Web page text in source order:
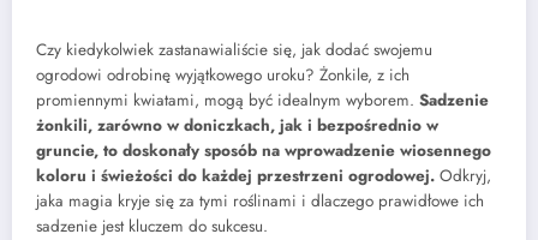
Czy kiedykolwiek zastanawialiście się, jak dodać swojemu
ogrodowi odrobinę wyjątkowego uroku? Żonkile, z ich
promiennymi kwiatami, mogą być idealnym wyborem. Sadzenie
żonkili, zarówno w doniczkach, jak i bezpośrednio w
gruncie, to doskonały sposób na wprowadzenie wiosennego
koloru i świeżości do każdej przestrzeni ogrodowej. Odkryj,
jaka magia kryje się za tymi roślinami i dlaczego prawidłowe ich
sadzenie jest kluczem do sukcesu.